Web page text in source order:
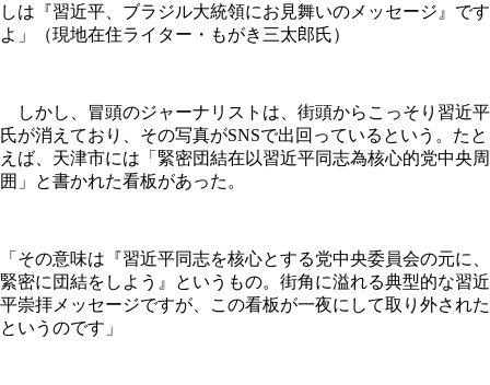
しは『習近平、ブラジル大統領にお見舞いのメッセージ』です
よ」（現地在住ライター・もがき三太郎氏）
しかし、冒頭のジャーナリストは、街頭からこっそり習近平
氏が消えており、その写真がSNSで出回っているという。たと
えば、天津市には「緊密団結在以習近平同志為核心的党中央周
囲」と書かれた看板があった。
「その意味は『習近平同志を核心とする党中央委員会の元に、
緊密に団結をしよう』というもの。街角に溢れる典型的な習近
平崇拝メッセージですが、この看板が一夜にして取り外された
というのです」